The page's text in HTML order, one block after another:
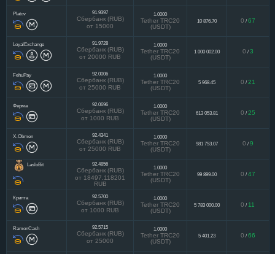
Platov 91.9397
Сбербанк (RUB)
от 15000
1.0000
Tether TRC20
(USDT)
10 876.70 0 / 67
LoyalExchange 91.9728
Сбербанк (RUB)
от 20000 RUB
1.0000
Tether TRC20
(USDT)
1 000 002.00 0 / 3
FehuPay 92.0006
Сбербанк (RUB)
от 25000 RUB
1.0000
Tether TRC20
(USDT)
5 968.45 0 / 21
Ферма 92.0696
Сбербанк (RUB)
от 1000 RUB
1.0000
Tether TRC20
(USDT)
613 053.81 0 / 25
X-Obmen 92.4341
Сбербанк (RUB)
от 25000 RUB
1.0000
Tether TRC20
(USDT)
981 753.07 0 / 9
LasloBit 92.4856
Сбербанк (RUB)
от 18497.118201
RUB
1.0000
Tether TRC20
(USDT)
99 899.00 0 / 47
Крипта 92.5700
Сбербанк (RUB)
от 1000 RUB
1.0000
Tether TRC20
(USDT)
5 783 000.00 0 / 11
RamonCash 92.5715
Сбербанк (RUB)
от 25000
1.0000
Tether TRC20
(USDT)
5 401.23 0 / 66